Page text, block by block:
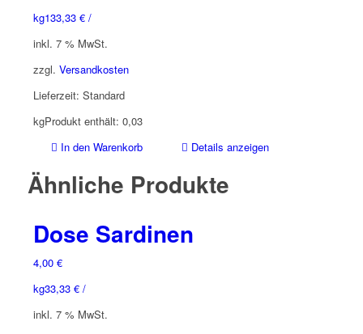
133,33 €/
kg
inkl. 7 % MwSt.
zzgl. Versandkosten
Lieferzeit: Standard
Produkt enthält: 0,03
kg
In den Warenkorb
Details anzeigen
Ähnliche Produkte
Dose Sardinen
4,00 €
33,33 €/
kg
inkl. 7 % MwSt.